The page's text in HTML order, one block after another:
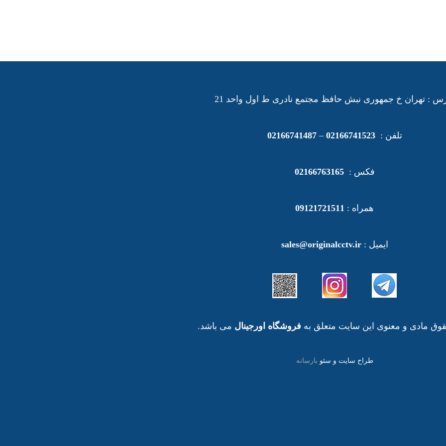
: تهران خ جمهوری نبش حافظ مجتمع نادری ط اول واحد 21
تلفن :02166741523
–
02166741487
فکس :02166763165
همراه : 09121721511
ایمیل :sales@originalcctv.ir
مادی و معنوی این سایت متعلق به فروشگاه اورجینال می باشد.
طراح سایت و سئو بارسانه